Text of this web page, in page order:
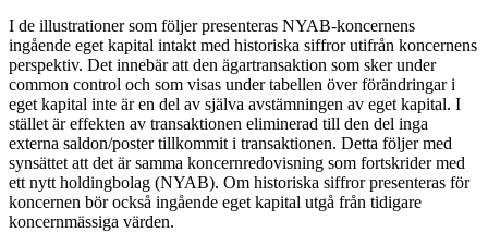
I de illustrationer som följer presenteras NYAB-koncernens
ingående eget kapital intakt med historiska siffror utifrån koncernens
perspektiv. Det innebär att den ägartransaktion som sker under
common control och som visas under tabellen över förändringar i
eget kapital inte är en del av själva avstämningen av eget kapital. I
stället är effekten av transaktionen eliminerad till den del inga
externa saldon/poster tillkommit i transaktionen. Detta följer med
synsättet att det är samma koncernredovisning som fortskrider med
ett nytt holdingbolag (NYAB). Om historiska siffror presenteras för
koncernen bör också ingående eget kapital utgå från tidigare
koncernmässiga värden.